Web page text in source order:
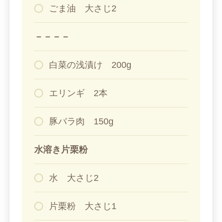
ごま油 大さじ2
－－－－
白菜の浅漬け 200g
エリンギ 2本
豚バラ肉 150g
水溶き片栗粉
水 大さじ2
片栗粉 大さじ1